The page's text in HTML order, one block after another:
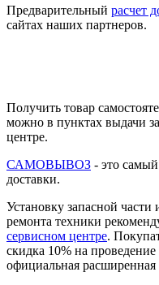
Предварительный расчет
сайтах наших партнеров.
Получить товар
можно в пунктах выдачи
центре.
САМОВЫВОЗ - это
доставки.
Установку запасной части
ремонта техники
сервисном центре.
скидка 10% на
официальная расширенная